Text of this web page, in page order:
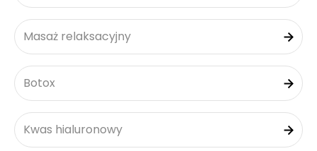
Masaż relaksacyjny
Botox
Kwas hialuronowy